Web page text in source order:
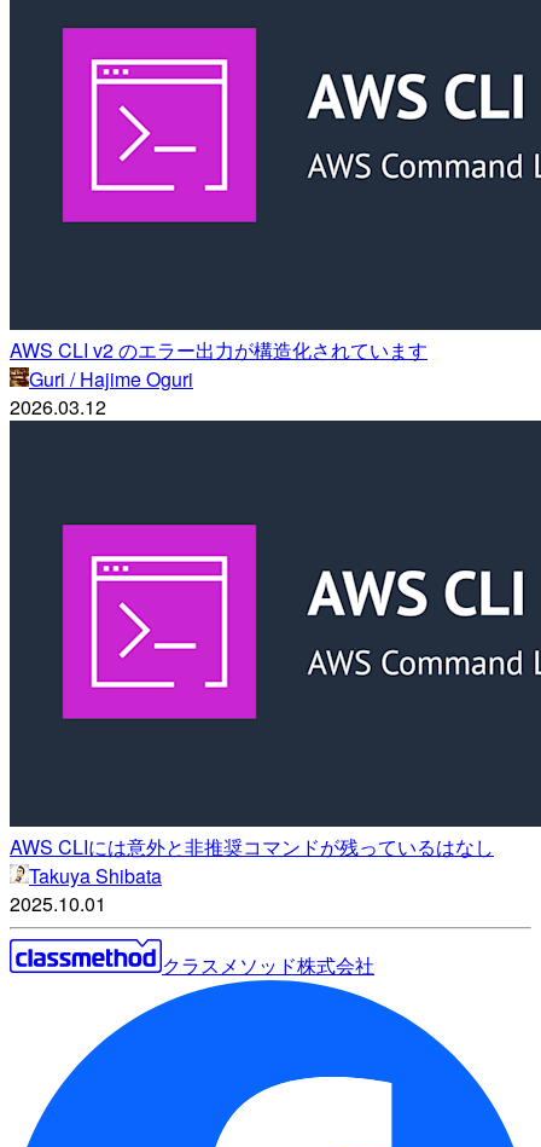
AWS CLI v2 のエラー出力が構造化されています
Guri / Hajime Oguri
2026.03.12
AWS CLIには意外と非推奨コマンドが残っているはなし
Takuya Shibata
2025.10.01
クラスメソッド株式会社